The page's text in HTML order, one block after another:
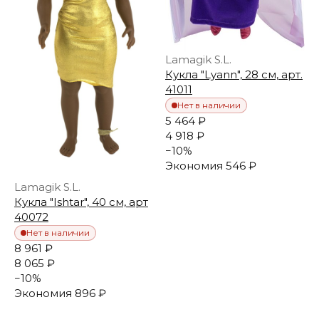
Lamagik S.L.
Кукла "Ishtar", 40 см, арт
40072
Нет в наличии
8 961 ₽
8 065 ₽
−10%
Экономия 896 ₽
Lamagik S.L.
Кукла "Lyann", 28 см, арт.
41011
Нет в наличии
5 464 ₽
4 918 ₽
−10%
Экономия 546 ₽